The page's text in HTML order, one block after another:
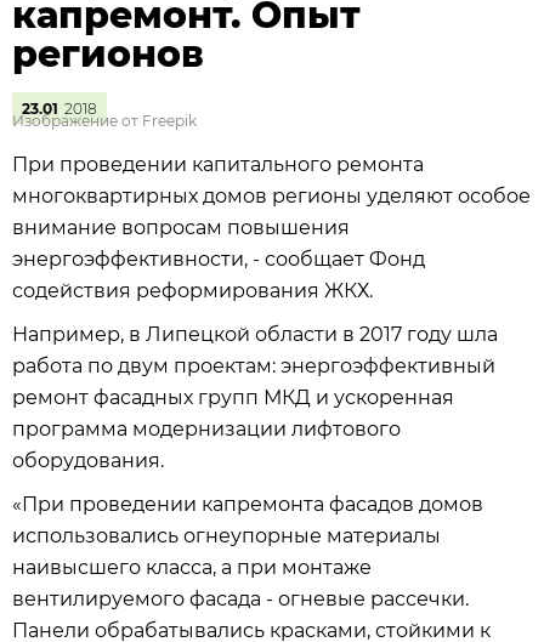
капремонт. Опыт
регионов
23.01 2018
Изображение от Freepik
При проведении капитального ремонта
многоквартирных домов регионы уделяют особое
внимание вопросам повышения
энергоэффективности, - сообщает Фонд
содействия реформирования ЖКХ.
Например, в Липецкой области в 2017 году шла
работа по двум проектам: энергоэффективный
ремонт фасадных групп МКД и ускоренная
программа модернизации лифтового
оборудования.
«При проведении капремонта фасадов домов
использовались огнеупорные материалы
наивысшего класса, а при монтаже
вентилируемого фасада - огневые рассечки.
Панели обрабатывались красками, стойкими к